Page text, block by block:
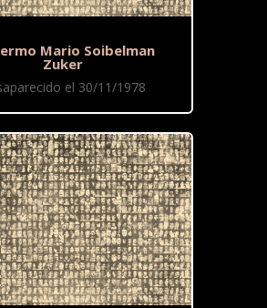
Mario Soibelman
Zuker
el 30/11/1978